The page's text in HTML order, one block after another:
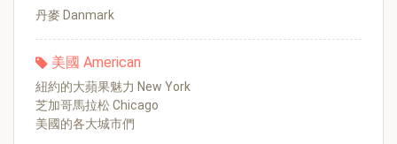
丹麥 Danmark
美國 American
紐約的大蘋果魅力 New York
芝加哥馬拉松 Chicago
美國的各大城市們